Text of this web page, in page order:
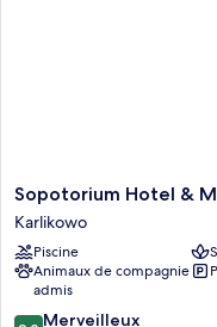
Sopotorium
Hotel
&
Medical
Spa
Karlikowo
Sopotorium Hotel &
Karlikowo
Piscine
Animaux de compagnie
admis
9.0 Merveilleux